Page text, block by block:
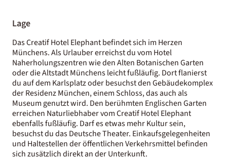
Lage
Das Creatif Hotel Elephant befindet sich im Herzen
Münchens. Als Urlauber erreichst du vom Hotel
Naherholungszentren wie den Alten Botanischen Garten
oder die Altstadt Münchens leicht fußläufig. Dort flanierst
du auf dem Karlsplatz oder besuchst den Gebäudekomplex
der Residenz München, einem Schloss, das auch als
Museum genutzt wird. Den berühmten Englischen Garten
erreichen Naturliebhaber vom Creatif Hotel Elephant
ebenfalls fußläufig. Darf es etwas mehr Kultur sein,
besuchst du das Deutsche Theater. Einkaufsgelegenheiten
und Haltestellen der öffentlichen Verkehrsmittel befinden
sich zusätzlich direkt an der Unterkunft.